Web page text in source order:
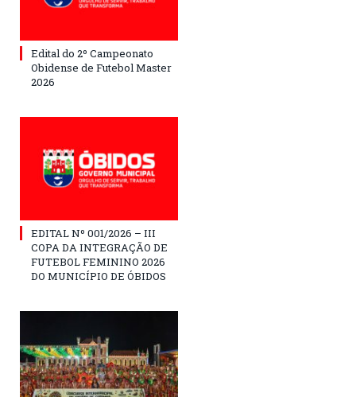
Edital do 2º Campeonato
Obidense de Futebol Master
2026
EDITAL Nº 001/2026 – III
COPA DA INTEGRAÇÃO DE
FUTEBOL FEMININO 2026
DO MUNICÍPIO DE ÓBIDOS